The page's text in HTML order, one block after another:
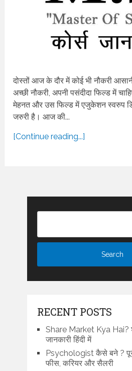
दोस्तों आज के दौर में कोई भी नौकरी
अच्छी नौकरी, अपनी पसंदीदा फिल्ड में
मेहनत और उस फिल्ड में एजुकेशन स्वरुप
जरुरी है। आज की...
[Continue reading...]
RECENT POSTS
Share Market Kya Hai?
जानकारी हिंदी में
Psychologist कैसे बने ? पूरी
फीस, करियर और सैलरी